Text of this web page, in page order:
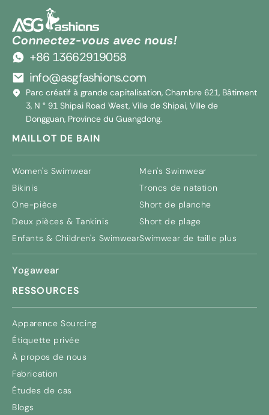
Connectez-vous avec nous!
+86 13662919058
info@asgfashions.com
Parc créatif à grande capitalisation, Chambre 621, Bâtiment
3, N ° 91 Shipai Road West, Ville de Shipai, Ville de
Dongguan, Province du Guangdong.
MAILLOT DE BAIN
Women's Swimwear
Bikinis
One-pièce
Deux pièces & Tankinis
Enfants & Children's Swimwear
Men's Swimwear
Troncs de natation
Short de planche
Short de plage
Swimwear de taille plus
Yogawear
RESSOURCES
Apparence Sourcing
Étiquette privée
À propos de nous
Fabrication
Études de cas
Blogs